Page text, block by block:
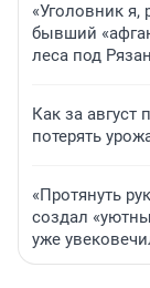
«Уголовник
бывший
леса под
Как за август
потерять
«Протянуть
создал
уже